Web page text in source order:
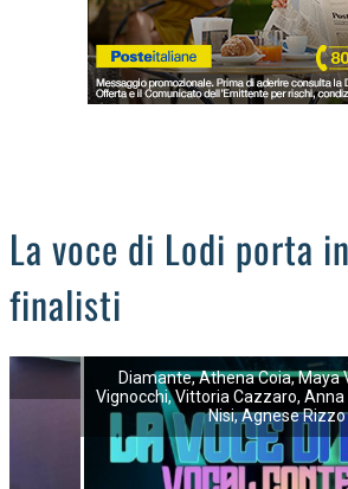
NECROLOGI
La voce di Lodi porta
finalisti
Diamante, Athena Coia, Maya
Vignocchi, Vittoria Cazzaro, Anna
Nisi, Agnese Rizzo